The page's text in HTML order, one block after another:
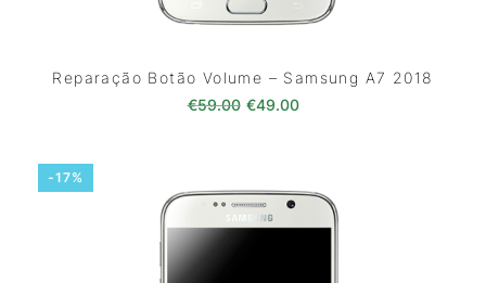
Reparação Botão Volume – Samsung A7 2018
€59.00 O preço original era: €59.00.
€49.00O preço atual é:
-17%